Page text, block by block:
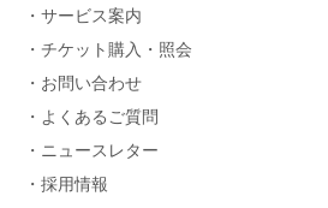
サービス案内
チケット購入・照会
お問い合わせ
よくあるご質問
ニュースレター
採用情報